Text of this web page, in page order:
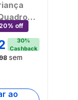
2
-
20% off
30%
Cashback
98 sem
ao